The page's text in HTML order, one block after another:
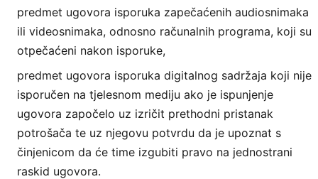
predmet ugovora isporuka zapečaćenih audiosnimaka
ili videosnimaka, odnosno računalnih programa, koji su
otpečaćeni nakon isporuke,
predmet ugovora isporuka digitalnog sadržaja koji nije
isporučen na tjelesnom mediju ako je ispunjenje
ugovora započelo uz izričit prethodni pristanak
potrošača te uz njegovu potvrdu da je upoznat s
činjenicom da će time izgubiti pravo na jednostrani
raskid ugovora.